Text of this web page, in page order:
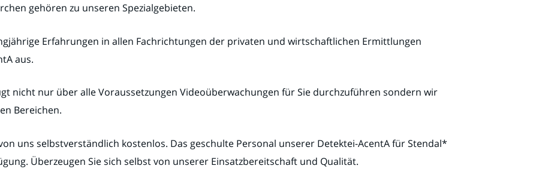
gehören zu unseren Spezialgebieten.
Erfahrungen in allen Fachrichtungen der privaten und wirtschaftlichen Ermittlungen
aus.
nicht nur über alle Voraussetzungen Videoüberwachungen für Sie durchzuführen sondern wir
Bereichen.
uns selbstverständlich kostenlos. Das geschulte Personal unserer Detektei-AcentA für Stendal*
Überzeugen Sie sich selbst von unserer Einsatzbereitschaft und Qualität.